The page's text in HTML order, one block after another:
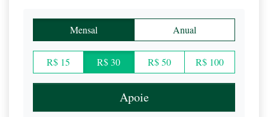
Mensal Anual
R$ 15 R$ 30 R$ 50 R$ 100
Apoie